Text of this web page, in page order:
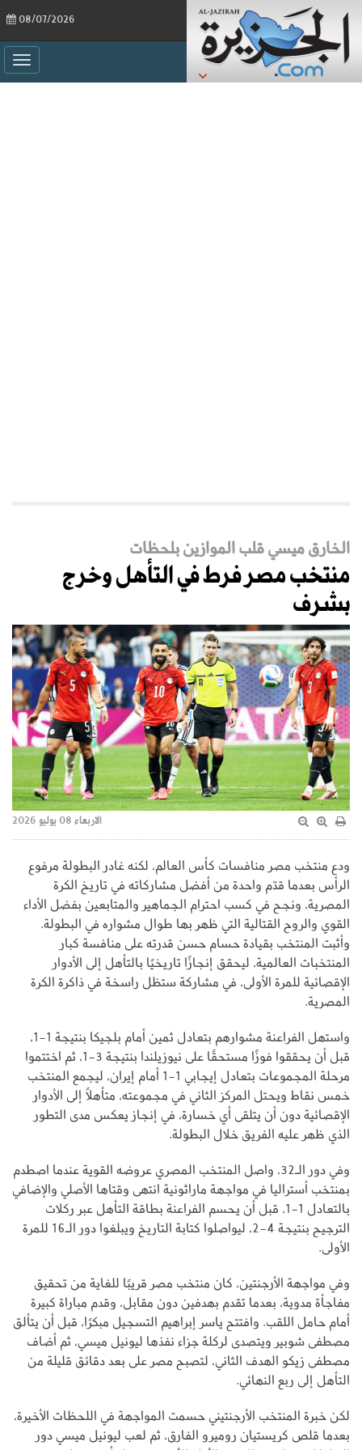
الخارق ميسي قلب الموازين بلحظات
منتخب مصر فرط في التأهل وخرج
بشرف
الاربعاء 08 يوليو 2026
ودع منتخب مصر منافسات كأس العالم، لكنه غادر البطولة مرفوع
الرأس بعدما قدّم واحدة من أفضل مشاركاته في تاريخ الكرة
المصرية، ونجح في كسب احترام الجماهير والمتابعين بفضل الأداء
القوي والروح القتالية التي ظهر بها طوال مشواره في البطولة.
وأثبت المنتخب بقيادة حسام حسن قدرته على منافسة كبار
المنتخبات العالمية، ليحقق إنجازًا تاريخيًا بالتأهل إلى الأدوار
الإقصائية للمرة الأولى، في مشاركة ستظل راسخة في ذاكرة الكرة
المصرية.
واستهل الفراعنة مشوارهم بتعادل ثمين أمام بلجيكا بنتيجة 1-1،
قبل أن يحققوا فوزًا مستحقًا على نيوزيلندا بنتيجة 3-1، ثم اختتموا
مرحلة المجموعات بتعادل إيجابي 1-1 أمام إيران، ليجمع المنتخب
خمس نقاط ويحتل المركز الثاني في مجموعته، متأهلًا إلى الأدوار
الإقصائية دون أن يتلقى أي خسارة، في إنجاز يعكس مدى التطور
الذي ظهر عليه الفريق خلال البطولة.
وفي دور الـ32، واصل المنتخب المصري عروضه القوية عندما اصطدم
بمنتخب أستراليا في مواجهة ماراثونية انتهى وقتاها الأصلي والإضافي
بالتعادل 1-1، قبل أن يحسم الفراعنة بطاقة التأهل عبر ركلات
الترجيح بنتيجة 4-2، ليواصلوا كتابة التاريخ ويبلغوا دور الـ16 للمرة
الأولى.
وفي مواجهة الأرجنتين، كان منتخب مصر قريبًا للغاية من تحقيق
مفاجأة مدوية، بعدما تقدم بهدفين دون مقابل، وقدم مباراة كبيرة
أمام حامل اللقب. وافتتح ياسر إبراهيم التسجيل مبكرًا، قبل أن يتألق
مصطفى شوبير ويتصدى لركلة جزاء نفذها ليونيل ميسي، ثم أضاف
مصطفى زيكو الهدف الثاني، لتصبح مصر على بعد دقائق قليلة من
التأهل إلى ربع النهائي.
لكن خبرة المنتخب الأرجنتيني حسمت المواجهة في اللحظات الأخيرة،
بعدما قلص كريستيان روميرو الفارق، ثم لعب ليونيل ميسي دور